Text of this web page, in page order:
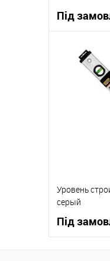
Під
Купити в 1
Уровень
серый
Під